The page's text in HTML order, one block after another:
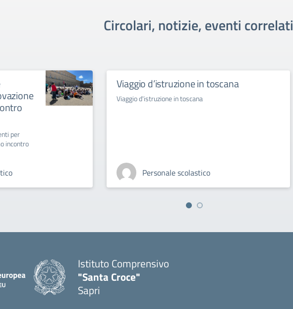
Circolari, notizie, eventi correlati
per
incontro
Viaggio d’istruzione in toscana
Viaggio d'istruzione in toscana
Personale scolastico
Istituto Comprensivo
"Santa Croce"
Sapri